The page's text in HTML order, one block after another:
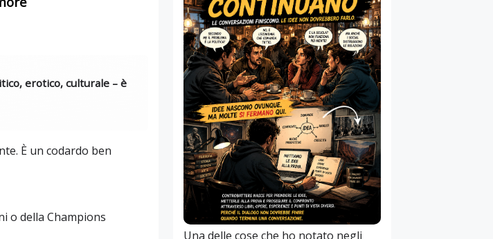
erotico, culturale – è
È un codardo ben
o della Champions
Una delle cose che ho notato negli